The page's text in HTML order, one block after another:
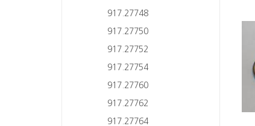
917.27748
917.27750
917.27752
917.27754
917.27760
917.27762
917.27764